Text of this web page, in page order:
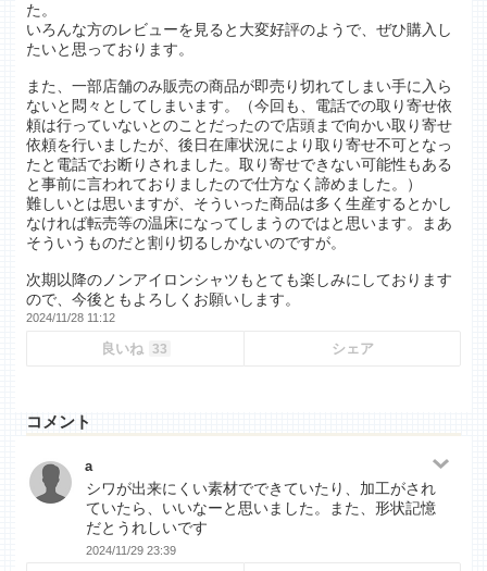
た。
いろんな方のレビューを見ると大変好評のようで、ぜひ購入し
たいと思っております。
また、一部店舗のみ販売の商品が即売り切れてしまい手に入ら
ないと悶々としてしまいます。（今回も、電話での取り寄せ依
頼は行っていないとのことだったので店頭まで向かい取り寄せ
依頼を行いましたが、後日在庫状況により取り寄せ不可となっ
たと電話でお断りされました。取り寄せできない可能性もある
と事前に言われておりましたので仕方なく諦めました。）
難しいとは思いますが、そういった商品は多く生産するとかし
なければ転売等の温床になってしまうのではと思います。まあ
そういうものだと割り切るしかないのですが。
次期以降のノンアイロンシャツもとても楽しみにしております
ので、今後ともよろしくお願いします。
2024/11/28 11:12
良いね 33 シェア
コメント
a
シワが出来にくい素材でできていたり、加工がされ
ていたら、いいなーと思いました。また、形状記憶
だとうれしいです
2024/11/29 23:39